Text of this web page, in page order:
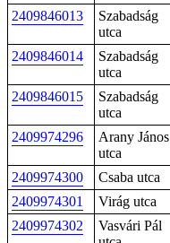
2409846013
Szabadság
utca
2409846014
Szabadság
utca
2409846015
Szabadság
utca
2409974296
Arany János
utca
2409974300 Csaba utca
2409974301
Virág utca
2409974302
Vasvári Pál